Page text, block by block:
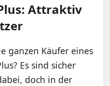
Attraktiv
ganzen Käufer eines
Es sind sicher
doch in der